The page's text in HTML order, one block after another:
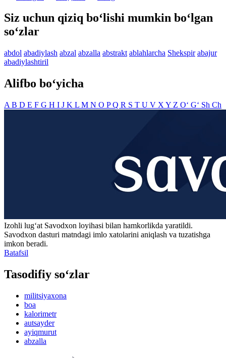
Siz uchun qiziq bo‘lishi mumkin bo‘lgan
so‘zlar
abdol abadiylash abzal abzalla abstrakt ablahlarcha Shekspir abajur
abadiylashtiril
Alifbo bo‘yicha
A B D E F G H I J K L M N O PQ R S T U V X Y Z O‘ G‘ Sh Ch
Izohli lugʻat Savodxon loyihasi bilan hamkorlikda yaratildi.
Savodxon dasturi matndagi imlo xatolarini aniqlash va tuzatishga
imkon beradi.
Batafsil
Tasodifiy so‘zlar
militsiyaxona
boa
kalorimetr
autsayder
ayiqmurut
abzalla